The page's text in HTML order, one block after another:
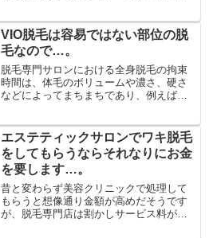
胆しかねません。ワキ脱毛はビックリす
るくらい低料金でしてもら...
VIO脱毛は容易ではない部位の脱
毛なので…。
脱毛専門サロンにおける全身脱毛の拘束
時間は、体毛のボリュームや濃さ、硬さ
などによってまちまちであり、例えば剛
なる傾向が見られます。有料ではないカ
ウンセリングできっちりと...
エステティックサロンでワキ脱毛
をしてもらうならそれなりにお金
を要します…。
昔と変わらず美容クリニックで処理して
もらうと想像通り金額が高めだそうです
が、脱毛専門店は割かしサービス料が懐